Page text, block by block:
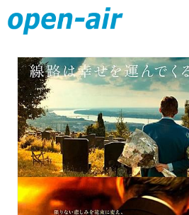
LIVE
CINEMA
ALBUM
SINGLE